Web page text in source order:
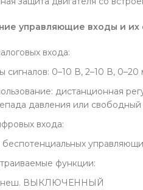
управляющие входы и их
входа:
сигналов: 0–10 В, 2–10 В,
дистанционная
давления или
входа:
функции:
ВЫКЛЮЧЕННЫЙ